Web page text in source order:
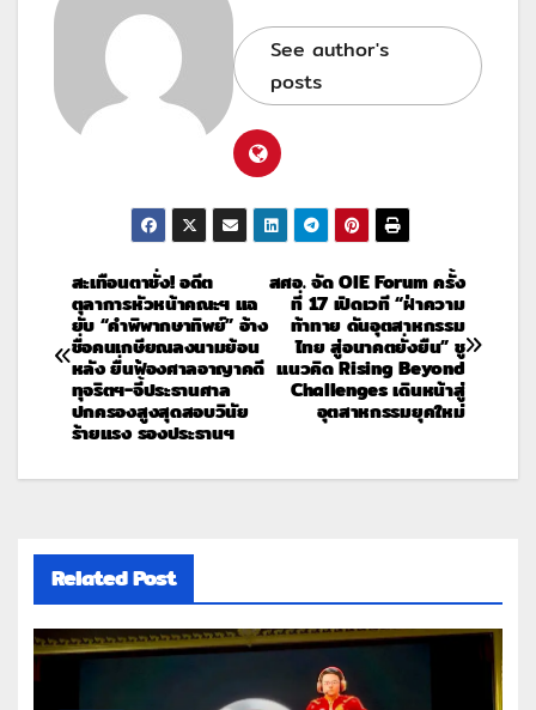
See author's
posts
สศอ. จัด OIE Forum ครั้ง
ที่ 17 เปิดเวที “ฝ่าความ
ท้าทาย ดันอุตสาหกรรม
ไทย สู่อนาคตยั่งยืน” ชู
แนวคิด Rising Beyond
Challenges เดินหน้าสู่
อุตสาหกรรมยุคใหม่
สะเทือนตาชั่ง! อดีต
ตุลาการหัวหน้าคณะฯ แฉ
ยับ “คำพิพากษาทิพย์” อ้าง
ชื่อคนเกษียณลงนามย้อน
หลัง ยื่นฟ้องศาลอาญาคดี
ทุจริตฯ-จี้ประธานศาล
ปกครองสูงสุดสอบวินัย
ร้ายแรง รองประธานฯ
Related Post